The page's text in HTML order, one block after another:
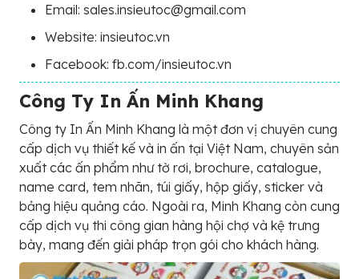
Email: sales.insieutoc@gmail.com
Website: insieutoc.vn
Facebook: fb.com/insieutoc.vn
Công Ty In Ấn Minh Khang
Công ty In Ấn Minh Khang là một đơn vị chuyên cung
cấp dịch vụ thiết kế và in ấn tại Việt Nam, chuyên sản
xuất các ấn phẩm như tờ rơi, brochure, catalogue,
name card, tem nhãn, túi giấy, hộp giấy, sticker và
bảng hiệu quảng cáo. Ngoài ra, Minh Khang còn cung
cấp dịch vụ thi công gian hàng hội chợ và kệ trưng
bày, mang đến giải pháp trọn gói cho khách hàng.